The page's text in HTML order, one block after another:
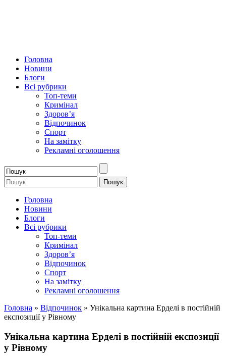
Головна
Новини
Блоги
Всі рубрики
Топ-теми
Кримінал
Здоров’я
Відпочинок
Спорт
На замітку
Рекламні оголошення
Головна
Новини
Блоги
Всі рубрики
Топ-теми
Кримінал
Здоров’я
Відпочинок
Спорт
На замітку
Рекламні оголошення
Головна » Відпочинок » Унікальна картина Ерделі в постійній
експозиції у Рівному
Унікальна картина Ерделі в постійній експозиції
у Рівному